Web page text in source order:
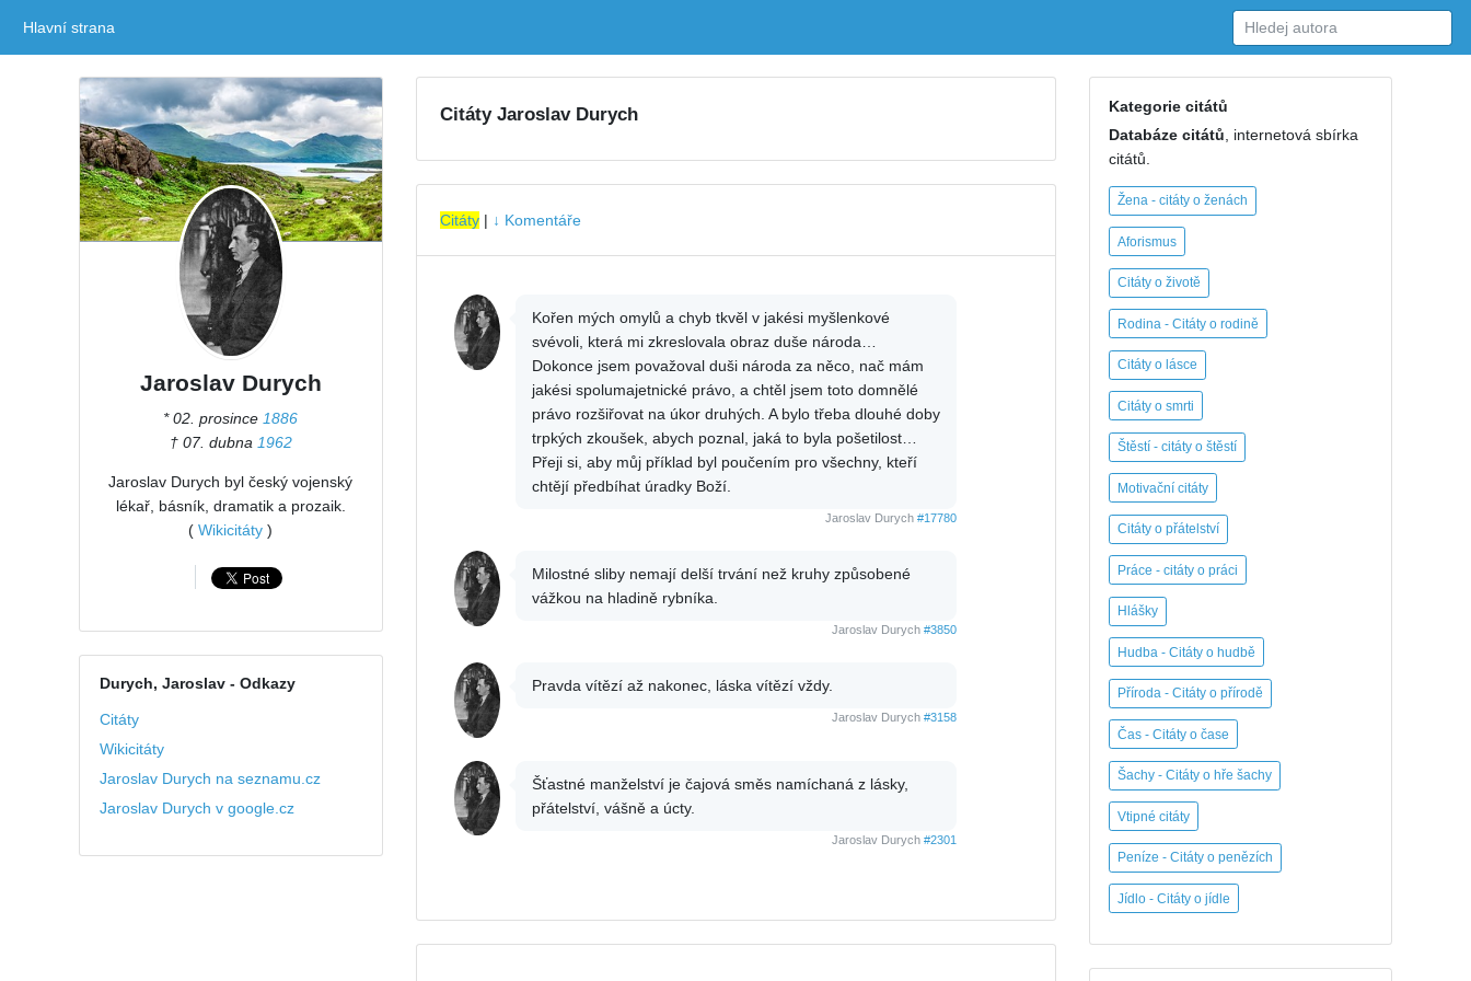
Hlavní strana
Jaroslav Durych
* 02. prosince1886
† 07. dubna 1962
Jaroslav Durych byl český vojenský
lékař, básník, dramatik a prozaik.
(Wikicitáty )
Durych, Jaroslav- Odkazy
Citáty
Wikicitáty
Jaroslav Durych na seznamu.cz
Jaroslav Durych v google.cz
Citáty Jaroslav Durych
Citáty| ↓ Komentáře
Kořen mých omylů a chyb tkvěl v jakési myšlenkové
svévoli, která mi zkreslovala obraz duše národa…
Dokonce jsem považoval duši národa za něco, nač mám
jakési spolumajetnické právo, a chtěl jsem toto domnělé
právo rozšiřovat na úkor druhých. A bylo třeba dlouhé doby
trpkých zkoušek, abych poznal, jaká to byla pošetilost…
Přeji si, aby můj příklad byl poučením pro všechny, kteří
chtějí předbíhat úradky Boží.
Jaroslav Durych #17780
Milostné sliby nemají delší trvání než kruhy způsobené
vážkou na hladině rybníka.
Jaroslav Durych #3850
Pravda vítězí až nakonec, láska vítězí vždy.
Jaroslav Durych #3158
Šťastné manželství je čajová směs namíchaná z lásky,
přátelství, vášně a úcty.
Jaroslav Durych #2301
Kategorie citátů
Databáze citátů , internetová sbírka
citátů.
Žena - citáty o ženách
Aforismus
Citáty o životě
Rodina - Citáty o rodině
Citáty o lásce
Citáty o smrti
Štěstí - citáty o štěstí
Motivační citáty
Citáty o přátelství
Práce - citáty o práci
Hlášky
Hudba - Citáty o hudbě
Příroda - Citáty o přírodě
Čas - Citáty o čase
Šachy - Citáty o hře šachy
Vtipné citáty
Peníze - Citáty o penězích
Jídlo - Citáty o jídle